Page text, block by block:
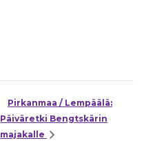
Pirkanmaa / Lempäälä:
Päiväretki Bengtskärin
majakalle